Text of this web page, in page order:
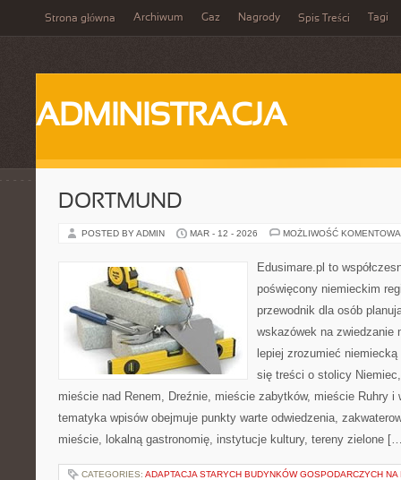
Strona główna Archiwum Gaz Nagrody Spis Treści Tagi
ADMINISTRACJA
DORTMUND
POSTED BY ADMIN MAR - 12 - 2026 MOŻLIWOŚĆ
Edusimare.pl to
poświęcony niemieckim
przewodnik dla osób
wskazówek na
lepiej zrozumieć
się treści o stolicy
mieście nad Renem, Dreźnie, mieście zabytków, mieście Ruhry i
tematyka wpisów obejmuje punkty warte odwiedzenia,
mieście, lokalną gastronomię, instytucje kultury, tereny zielone
CATEGORIES: ADAPTACJA STARYCH BUDYNKÓW GOSPODARCZYCH